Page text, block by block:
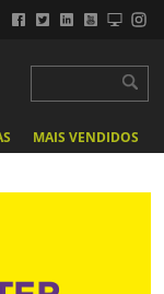
MAIS VENDIDOS